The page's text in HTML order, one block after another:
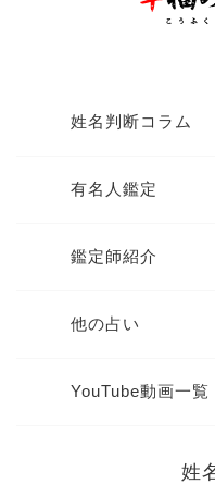
姓名判断コラム
有名人鑑定
鑑定師紹介
他の占い
YouTube動画一覧
姓